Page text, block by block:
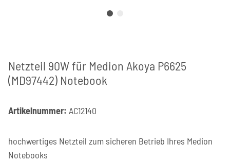
Netzteil 90W für Medion Akoya P6625
(MD97442) Notebook
Artikelnummer: AC12140
hochwertiges Netzteil zum sicheren Betrieb Ihres Medion
Notebooks